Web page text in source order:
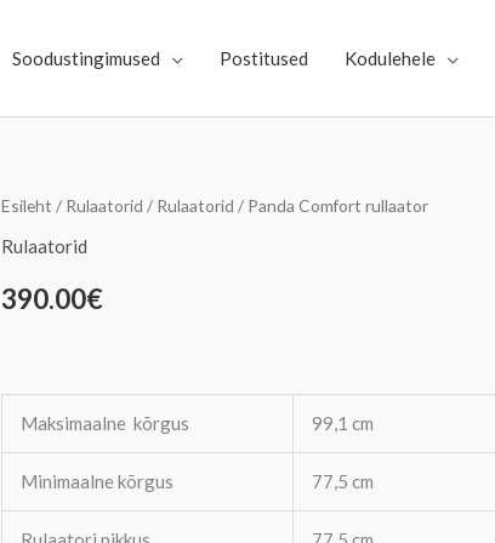
Soodustingimused Postitused Kodulehele
Esileht / Rulaatorid / Rulaatorid / Panda Comfort rullaator
Rulaatorid
390.00€
Maksimaalne kõrgus 99,1 cm
Minimaalne kõrgus 77,5 cm
Panda
Comfort
kogus